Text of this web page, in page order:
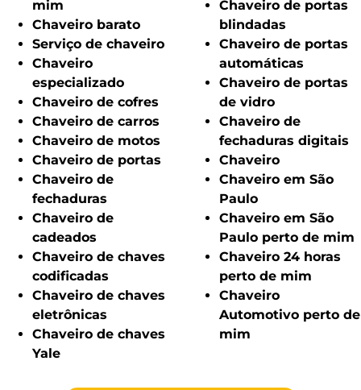
mim
Chaveiro barato
Serviço de chaveiro
Chaveiro
especializado
Chaveiro de cofres
Chaveiro de carros
Chaveiro de motos
Chaveiro de portas
Chaveiro de
fechaduras
Chaveiro de
cadeados
Chaveiro de chaves
codificadas
Chaveiro de chaves
eletrônicas
Chaveiro de chaves
Yale
Chaveiro de portas
blindadas
Chaveiro de portas
automáticas
Chaveiro de portas
de vidro
Chaveiro de
fechaduras digitais
Chaveiro
Chaveiro em São
Paulo
Chaveiro em São
Paulo perto de mim
Chaveiro 24 horas
perto de mim
Chaveiro
Automotivo perto de
mim